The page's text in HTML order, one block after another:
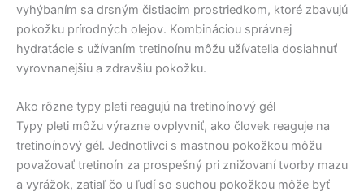
vyhýbaním sa drsným čistiacim prostriedkom, ktoré zbavujú
pokožku prírodných olejov. Kombináciou správnej
hydratácie s užívaním tretinoínu môžu užívatelia dosiahnuť
vyrovnanejšiu a zdravšiu pokožku.
Ako rôzne typy pleti reagujú na tretinoínový gél
Typy pleti môžu výrazne ovplyvniť, ako človek reaguje na
tretinoínový gél. Jednotlivci s mastnou pokožkou môžu
považovať tretinoín za prospešný pri znižovaní tvorby mazu
a vyrážok, zatiaľ čo u ľudí so suchou pokožkou môže byť